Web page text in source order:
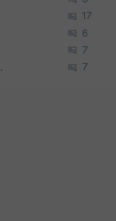
17
6
7
요하다고 봅니다. 7